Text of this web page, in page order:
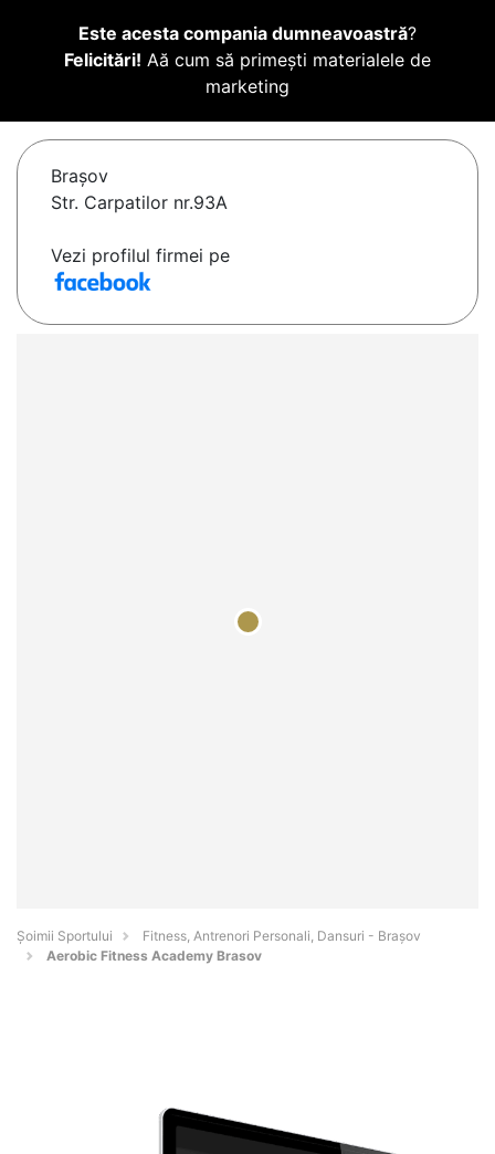
Este acesta compania dumneavoastră?
Felicitări! Aă cum să primești materialele de
marketing
Braşov
Str. Carpatilor nr.93A
Vezi profilul firmei pe
Șoimii Sportului
Fitness, Antrenori Personali, Dansuri - Braşov
Aerobic Fitness Academy Brasov